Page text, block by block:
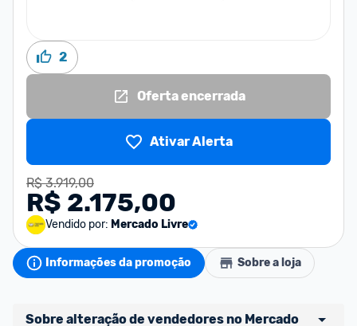
2
Oferta encerrada
Ativar Alerta
R$ 3.919,00
R$ 2.175,00
Vendido por: Mercado Livre
Informações da promoção Sobre a loja
Sobre alteração de vendedores no Mercado